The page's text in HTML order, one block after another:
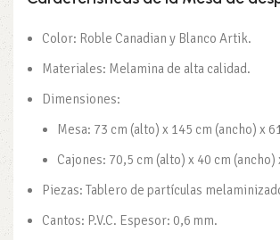
Color: Roble Canadian y Blanco Artik.
Materiales: Melamina de alta calidad.
Dimensiones:
Mesa: 73 cm (alto) x 145 cm (ancho) x
Cajones: 70,5 cm (alto) x 40 cm
Piezas: Tablero de partículas
Cantos: P.V.C. Espesor: 0,6 mm.